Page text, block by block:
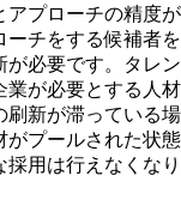
アプローチの精度が
ーチをする候補者を
が必要です。タレン
業が必要とする人材
刷新が滞っている場
がプールされた状態
用は行えなくなり